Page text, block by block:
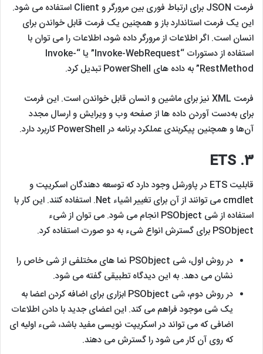
فرمت JSON برای ارتباط فوری بین مرورگر و Client استفاده می شود.
این یک فرمت استاندارد باز و همچنین یک فرمت قابل خواندن برای
انسان است. اگر اطلاعات از مرورگر داده شود، اطلاعات را می توان با
استفاده از دستورات “Invoke-WebRequest” یا “Invoke-
RestMethod” به داده های PowerShell تبدیل کرد.
فرمت XML نیز برای ماشین و انسان قابل خواندن است. این فرمت
برای به‌دست‌ آوردن داده‌ ها از صفحه وب و ویرایش و ارسال مجدد
آن‌ها‌ و همچنین پیکربندی عملکرد برنامه در PowerShell کاربرد دارد.
3. ETS
قابلیت ETS در پاورشل وجود دارد که توسعه دهندگان اسکریپت و
cmdlet می توانند از آن برای تغییر اشیاء Net. استفاده کنند. این کار با
استفاده از شی PSObject انجام می شود. می توان از شیء
PSObject برای گسترش انواع شیء به دو صورت استفاده کرد.
در روش اول، شی PSObject نما های مختلفی از شی خاص را
نشان می دهد. به این دیدگاه تطبیقی گفته می شود.
در روش دوم، شی PSObject ابزاری برای اضافه کردن اعضا به
یک شی موجود فراهم می کند. این اعضای جدید با دادن اطلاعات
اضافی که می تواند در اسکریپت نویسی مفید باشد، شیء اولیه ای
که روی آن کار می شود را گسترش می دهند.